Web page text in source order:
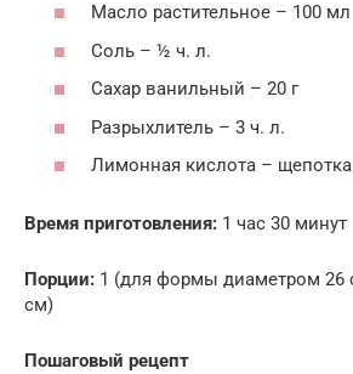
Масло растительное – 100 мл
Соль – ½ ч. л.
Сахар ванильный – 20 г
Разрыхлитель – 3 ч. л.
Лимонная кислота – щепотка
Время приготовления: 1 час 30 минут
Порции: 1 (для формы диаметром 26
см)
Пошаговый рецепт